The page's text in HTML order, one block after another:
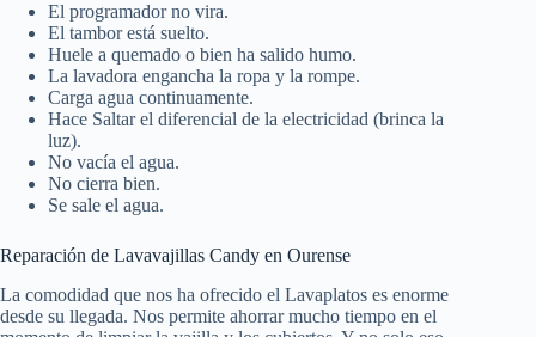
El programador no vira.
El tambor está suelto.
Huele a quemado o bien ha salido humo.
La lavadora engancha la ropa y la rompe.
Carga agua continuamente.
Hace Saltar el diferencial de la electricidad (brinca la
luz).
No vacía el agua.
No cierra bien.
Se sale el agua.
Reparación de Lavavajillas Candy en Ourense
La comodidad que nos ha ofrecido el Lavaplatos es enorme
desde su llegada. Nos permite ahorrar mucho tiempo en el